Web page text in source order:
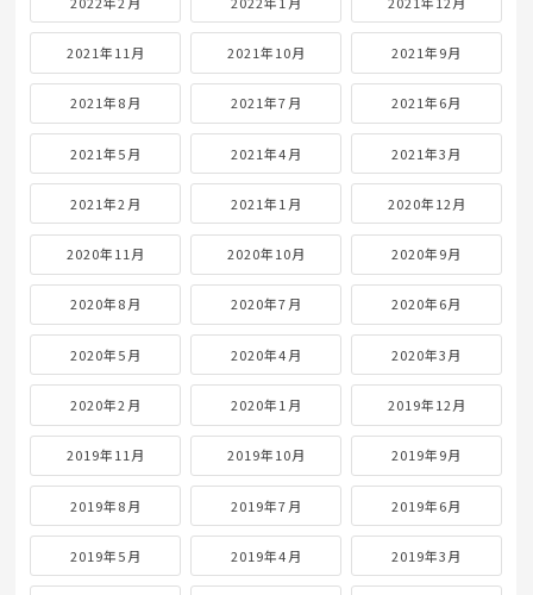
2021年11月 2021年10月 2021年9月
2021年8月 2021年7月 2021年6月
2021年5月 2021年4月 2021年3月
2021年2月 2021年1月 2020年12月
2020年11月 2020年10月 2020年9月
2020年8月 2020年7月 2020年6月
2020年5月 2020年4月 2020年3月
2020年2月 2020年1月 2019年12月
2019年11月 2019年10月 2019年9月
2019年8月 2019年7月 2019年6月
2019年5月 2019年4月 2019年3月